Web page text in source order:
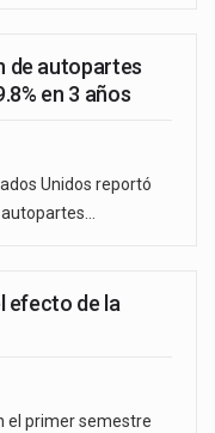
de autopartes
en 3 años
Unidos reportó
efecto de la
el primer semestre